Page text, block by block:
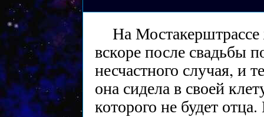
На
вскоре после свадьбы
несчастного случая, и
она сидела в своей
которого не будет